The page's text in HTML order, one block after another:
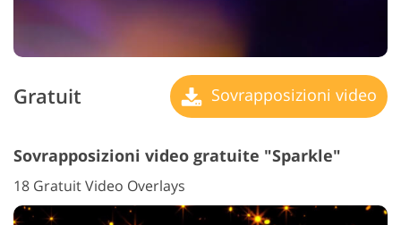
Gratuit Sovrapposizioni video
Sovrapposizioni video gratuite "Sparkle"
18 Gratuit Video Overlays